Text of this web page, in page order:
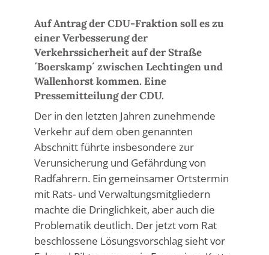
Auf Antrag der CDU-Fraktion soll es zu
einer Verbesserung der
Verkehrssicherheit auf der Straße
´Boerskamp´ zwischen Lechtingen und
Wallenhorst kommen. Eine
Pressemitteilung der CDU.
Der in den letzten Jahren zunehmende
Verkehr auf dem oben genannten
Abschnitt führte insbesondere zur
Verunsicherung und Gefährdung von
Radfahrern. Ein gemeinsamer Ortstermin
mit Rats- und Verwaltungsmitgliedern
machte die Dringlichkeit, aber auch die
Problematik deutlich. Der jetzt vom Rat
beschlossene Lösungsvorschlag sieht vor